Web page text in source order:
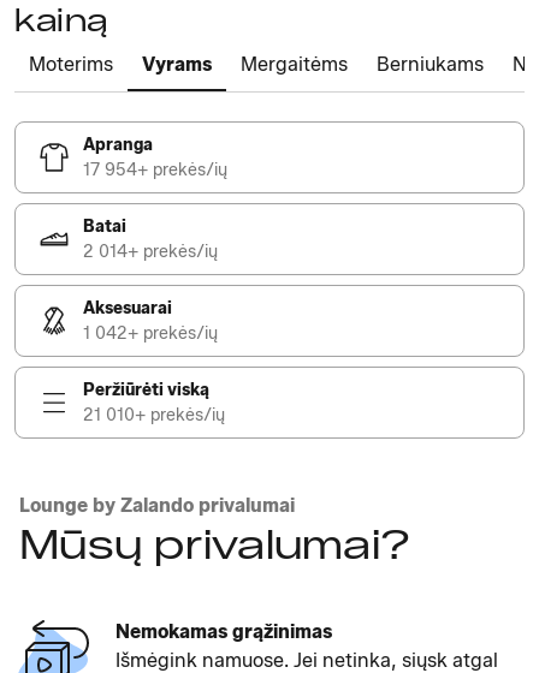
kainą
Moterims Vyrams Mergaitėms Berniukams
Apranga
17 954+ prekės/ių
Batai
2 014+ prekės/ių
Aksesuarai
1 042+ prekės/ių
Peržiūrėti viską
21 010+ prekės/ių
Lounge by Zalando privalumai
Mūsų privalumai?
Nemokamas grąžinimas
Išmėgink namuose. Jei netinka, siųsk atgal